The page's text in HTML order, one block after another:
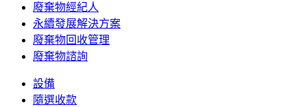
廢棄物經紀人
永續發展解決方案
廢棄物回收管理
廢棄物諮詢
設備
隨選收款